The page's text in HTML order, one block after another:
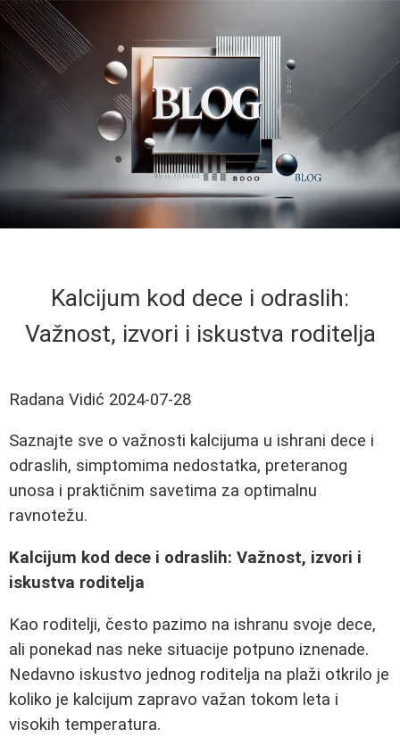
Kalcijum kod dece i odraslih:
Važnost, izvori i iskustva roditelja
Radana Vidić 2024-07-28
Saznajte sve o važnosti kalcijuma u ishrani dece i
odraslih, simptomima nedostatka, preteranog
unosa i praktičnim savetima za optimalnu
ravnotežu.
Kalcijum kod dece i odraslih: Važnost, izvori i
iskustva roditelja
Kao roditelji, često pazimo na ishranu svoje dece,
ali ponekad nas neke situacije potpuno iznenade.
Nedavno iskustvo jednog roditelja na plaži otkrilo je
koliko je kalcijum zapravo važan tokom leta i
visokih temperatura.